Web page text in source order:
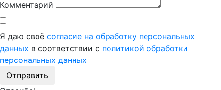
Комментарий
Я даю своё согласие на обработку персональных
данных в соответствии с политикой обработки
персональных данных
Отправить